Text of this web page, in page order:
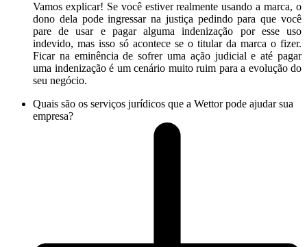
Vamos explicar! Se você estiver realmente usando a marca, o
dono dela pode ingressar na justiça pedindo para que você
pare de usar e pagar alguma indenização por esse uso
indevido, mas isso só acontece se o titular da marca o fizer.
Ficar na eminência de sofrer uma ação judicial e até pagar
uma indenização é um cenário muito ruim para a evolução do
seu negócio.
Quais são os serviços jurídicos que a Wettor pode ajudar sua
empresa?